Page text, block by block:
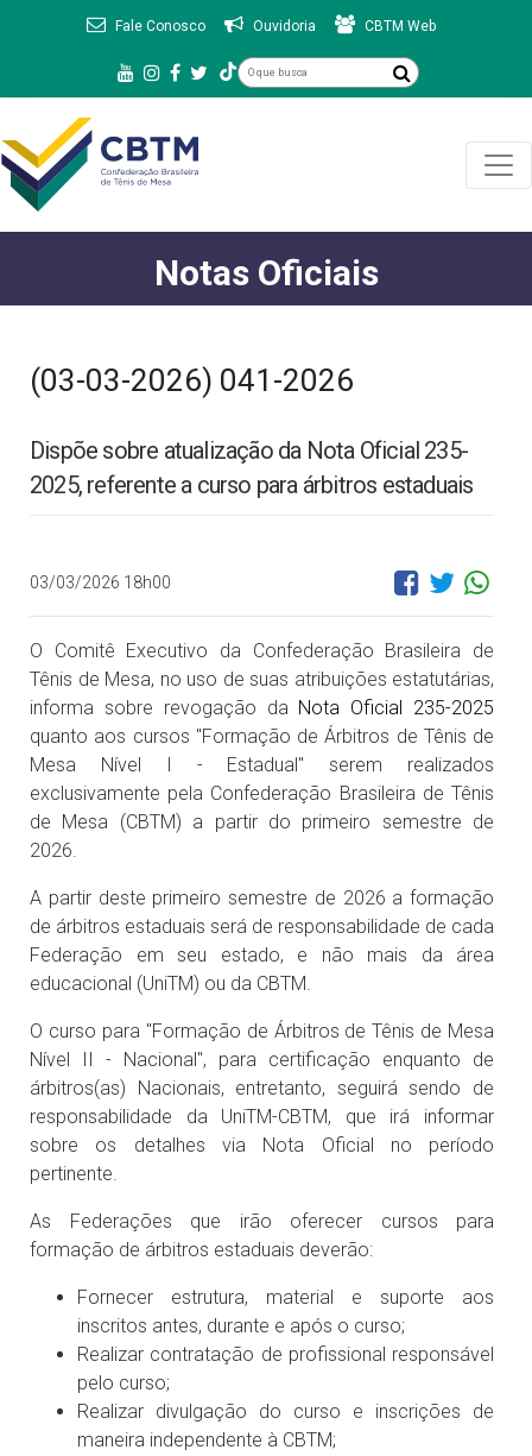
Fale Conosco Ouvidoria CBTM Web
Notas Oficiais
(03-03-2026) 041-2026
Dispõe sobre atualização da Nota Oficial 235-
2025, referente a curso para árbitros estaduais
03/03/2026 18h00
O Comitê Executivo da Confederação Brasileira de
Tênis de Mesa, no uso de suas atribuições estatutárias,
informa sobre revogação da Nota Oficial 235-2025
quanto aos cursos "Formação de Árbitros de Tênis de
Mesa Nível I - Estadual" serem realizados
exclusivamente pela Confederação Brasileira de Tênis
de Mesa (CBTM) a partir do primeiro semestre de
2026.
A partir deste primeiro semestre de 2026 a formação
de árbitros estaduais será de responsabilidade de cada
Federação em seu estado, e não mais da área
educacional (UniTM) ou da CBTM.
O curso para "Formação de Árbitros de Tênis de Mesa
Nível II - Nacional", para certificação enquanto de
árbitros(as) Nacionais, entretanto, seguirá sendo de
responsabilidade da UniTM-CBTM, que irá informar
sobre os detalhes via Nota Oficial no período
pertinente.
As Federações que irão oferecer cursos para
formação de árbitros estaduais deverão:
Fornecer estrutura, material e suporte aos
inscritos antes, durante e após o curso;
Realizar contratação de profissional responsável
pelo curso;
Realizar divulgação do curso e inscrições de
maneira independente à CBTM;